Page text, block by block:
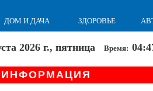
ДОМ И ДАЧА ЗДОРОВЬЕ
2026 г., пятница Время: